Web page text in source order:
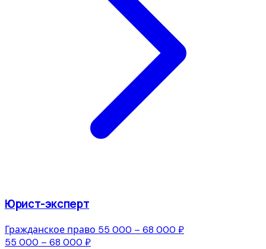
Юрист-эксперт
Гражданское право 55 000 – 68 000 ₽
55 000 – 68 000 ₽